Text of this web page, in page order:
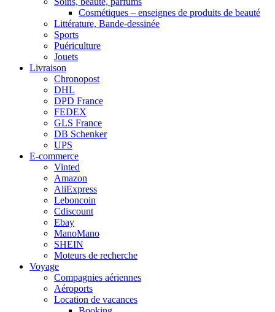
Cosmétiques – enseignes de produits de beauté
Littérature, Bande-dessinée
Sports
Puériculture
Jouets
Livraison
Chronopost
DHL
DPD France
FEDEX
GLS France
DB Schenker
UPS
E-commerce
Vinted
Amazon
AliExpress
Leboncoin
Cdiscount
Ebay
ManoMano
SHEIN
Moteurs de recherche
Voyage
Compagnies aériennes
Aéroports
Location de vacances